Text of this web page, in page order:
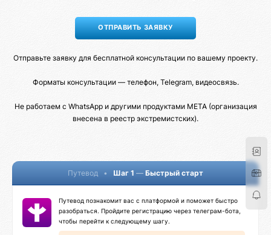
Отправьте заявку для бесплатной консультации по вашему проекту.
Форматы консультации — телефон, Telegram, видеосвязь.
Не работаем с WhatsApp и другими продуктами META (организация
внесена в реестр экстремистских).
Путевод • Шаг 1 — Быстрый старт
Путевод познакомит вас с платформой и поможет быстро
разобраться. Пройдите регистрацию через телеграм-бота,
чтобы перейти к следующему шагу.